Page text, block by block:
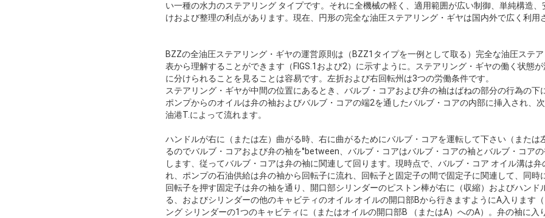
い一種の水力のステアリング タイプです。それに全機械の軽く、適用範囲が広い制御、単純構造
けおよび整理の利点があります。現在、円形の完全な油圧ステアリング・ギヤは国内外で広く利用
BZZの全油圧ステアリング・ギヤの運営原則は（BZZ1タイプを一例として取る）完全な油圧ステ
表から理解することができます（FIGS.1および2）に示すように。ステアリング・ギヤの働く状態
に分けられることを見ることは容易です。左折および右回転州は3つの労働条件です。
ステアリング・ギヤが中間の位置にあるとき、バルブ・コアおよび弁の袖はばねの部分の行為の下
ポンプからのオイルは弁の袖およびバルブ・コアの端2を通したバルブ・コアの内部に挿入され、
油港T.によって流れます。
ハンドルが右に（または左）曲がる時、右に曲がるためにバルブ・コアを運転して下さい（または
るのでバルブ・コアおよび弁の袖を°between、バルブ・コアはバルブ・コアの袖とバルブ・コア
します、従ってバルブ・コアは弁の袖に関連して回ります。現時点で、バルブ・コア オイル溝は
れ、ポンプの石油供給は弁の袖から回転子に流れ、回転子と固定子の間で固定子に関連して、同時
回転子を押す固定子は弁の袖を通り、開口部シリンダーのピストン棒が右に（収縮）およびハンド
る、およびシリンダーの他のキャビティのオイル オイルの開口部Bから行きますようにA入ります
ング シリンダーの1つのキャビティに（またはオイルの開口部B （またはA）へのA）。弁の袖に入